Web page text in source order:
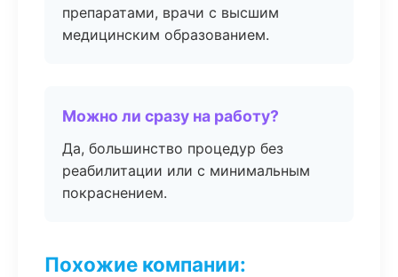
препаратами, врачи с высшим
медицинским образованием.
Можно ли сразу на работу?
Да, большинство процедур без
реабилитации или с минимальным
покраснением.
Похожие компании: